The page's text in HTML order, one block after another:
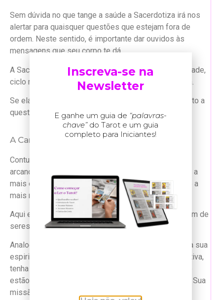
Sem dúvida no que tange a saúde a Sacerdotiza irá nos
alertar para quaisquer questões que estejam fora de
ordem. Neste sentido, é importante dar ouvidos às
mensagens que seu corpo te dá.
A Sacerdotiza também fala sobre questões de fertiliade,
ciclo menstrual e outras questões da saúde feminina.
Se ela saiu no positivo, indica boas mensagens quanto a
questões de saúde.
A Carta da Sacerdotiza na Espiritualidade:
Contudo aqui é onde habita a verdadeira força deste
arcano, que é uma das cartas mais espirituais se não a
mais espiritual de todo o baralho de Tarot (e por isso a
mais misteriosa).
Aqui ela com certeza estará indicando uma mensagem de
seres superiores, a presença dos mesmos.
Analogamente, se você perguntou sobre como está a sua
espiritualidade e este arcano aparece de forma positiva,
tenha certeza de que seus guias estão ao seu lado e
estão enviando mensagens para seu subconsciente. Sua
missão é se concentrar e tentar ouvi-las o máximo o
Inscreva-se na
Newsletter
E ganhe um guia de “palavras-
chave”do Tarot e um guia
completo para Iniciantes!